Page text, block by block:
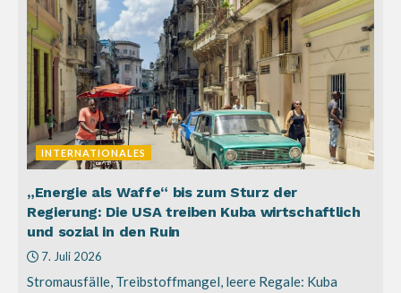
INTERNATIONALES
„Energie als Waffe“ bis zum Sturz der
Regierung: Die USA treiben Kuba wirtschaftlich
und sozial in den Ruin
7. Juli 2026
Stromausfälle, Treibstoffmangel, leere Regale: Kuba